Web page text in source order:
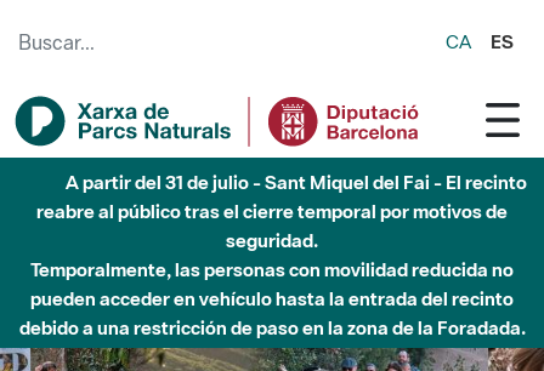
CA ES
A partir del 31 de julio - Sant Miquel del Fai - El recinto
reabre al público tras el cierre temporal por motivos de
seguridad.
Temporalmente, las personas con movilidad reducida no
pueden acceder en vehículo hasta la entrada del recinto
debido a una restricción de paso en la zona de la Foradada.